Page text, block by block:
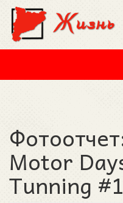
Перейти к основному
Motor
Tunning #1